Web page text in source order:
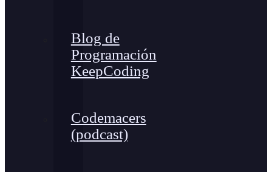
Blog de
Programación
KeepCoding
Codemacers
(podcast)